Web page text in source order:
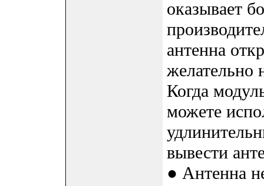
оказывает
антенна
желательно
Когда
можете
вывести
● Антенна